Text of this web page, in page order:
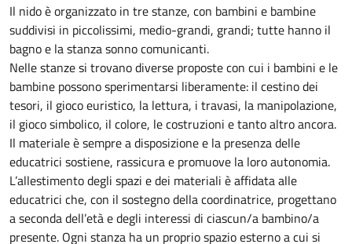
Il nido è organizzato in tre stanze, con bambini e bambine
suddivisi in piccolissimi, medio-grandi, grandi; tutte hanno il
bagno e la stanza sonno comunicanti.
Nelle stanze si trovano diverse proposte con cui i bambini e le
bambine possono sperimentarsi liberamente: il cestino dei
tesori, il gioco euristico, la lettura, i travasi, la manipolazione,
il gioco simbolico, il colore, le costruzioni e tanto altro ancora.
Il materiale è sempre a disposizione e la presenza delle
educatrici sostiene, rassicura e promuove la loro autonomia.
L’allestimento degli spazi e dei materiali è affidata alle
educatrici che, con il sostegno della coordinatrice, progettano
a seconda dell’età e degli interessi di ciascun/a bambino/a
presente. Ogni stanza ha un proprio spazio esterno a cui si